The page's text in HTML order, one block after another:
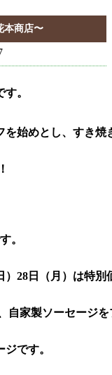
本商店〜
。
始めとし、すき
。
28日（月）は特
自家製ソーセージ
です。